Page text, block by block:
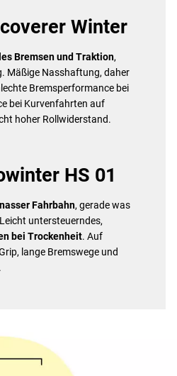
Winter
Bremsen und Traktion,
Mäßige Nasshaftung, daher
Bremsperformance bei
bei Kurvenfahrten auf
hoher Rollwiderstand.
HS 01
Fahrbahn, gerade was
untersteuerndes,
bei Trockenheit. Auf
lange Bremswege und